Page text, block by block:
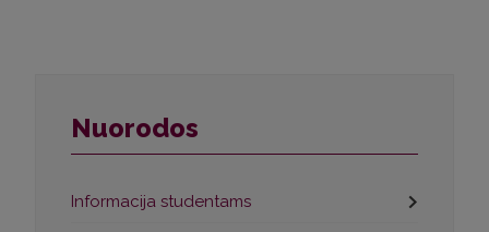
Nuorodos
Informacija studentams